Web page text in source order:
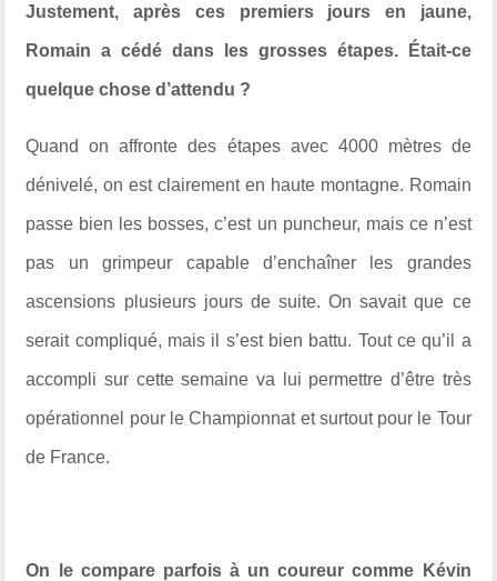
Justement, après ces premiers jours en jaune,
Romain a cédé dans les grosses étapes. Était-ce
quelque chose d’attendu ?
Quand on affronte des étapes avec 4000 mètres de
dénivelé, on est clairement en haute montagne. Romain
passe bien les bosses, c’est un puncheur, mais ce n’est
pas un grimpeur capable d’enchaîner les grandes
ascensions plusieurs jours de suite. On savait que ce
serait compliqué, mais il s’est bien battu. Tout ce qu’il a
accompli sur cette semaine va lui permettre d’être très
opérationnel pour le Championnat et surtout pour le Tour
de France.
On le compare parfois à un coureur comme Kévin